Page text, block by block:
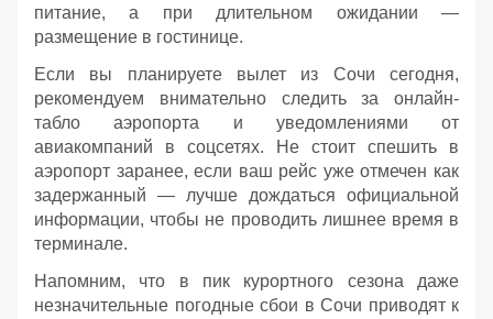
питание, а при длительном ожидании —
размещение в гостинице.
Если вы планируете вылет из Сочи сегодня,
рекомендуем внимательно следить за онлайн-
табло аэропорта и уведомлениями от
авиакомпаний в соцсетях. Не стоит спешить в
аэропорт заранее, если ваш рейс уже отмечен как
задержанный — лучше дождаться официальной
информации, чтобы не проводить лишнее время в
терминале.
Напомним, что в пик курортного сезона даже
незначительные погодные сбои в Сочи приводят к